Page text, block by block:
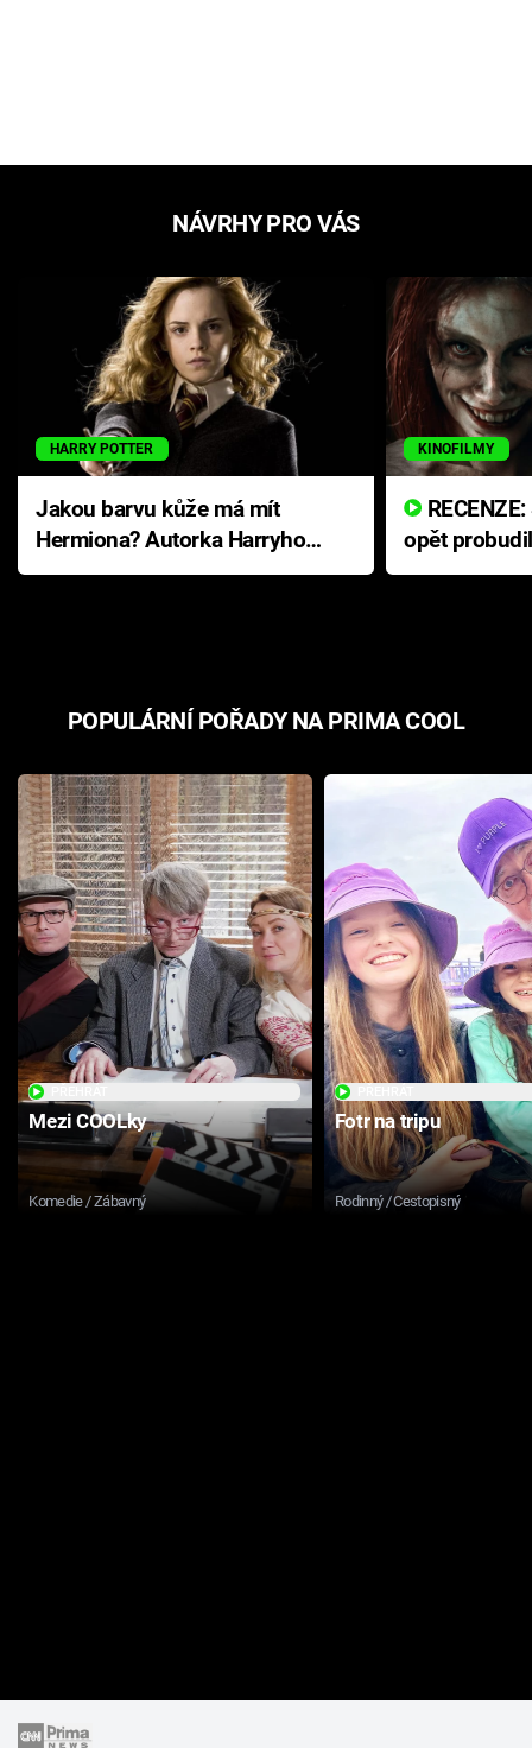
NÁVRHY PRO VÁS
HARRY POTTER
Jakou barvu kůže má mít
Hermiona? Autorka Harryho
Pottera přišla s ráznou
KINOFILMY
opět
přichází s
POPULÁRNÍ POŘADY NA PRIMA COOL
Mezi COOLky
Komedie / Zábavný
Fotr na tripu
Rodinný / Cestopisný